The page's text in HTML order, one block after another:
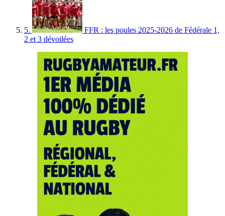
5.
FFR : les poules 2025-2026 de Fédérale 1,
2 et 3 dévoilées